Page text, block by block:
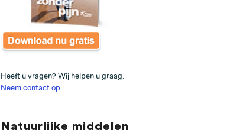
Heeft u vragen? Wij helpen u graag.
Neem contact op
Natuurlijke middelen